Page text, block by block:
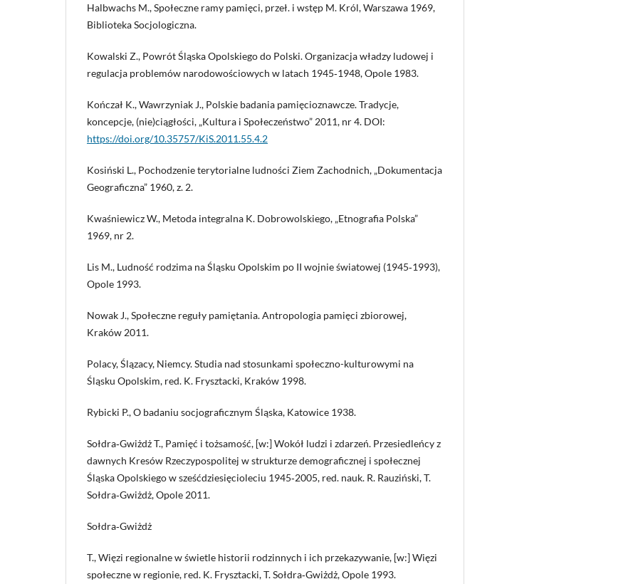
Halbwachs M., Społeczne ramy pamięci, przeł. i wstęp M. Król, Warszawa 1969,
Biblioteka Socjologiczna.
Kowalski Z., Powrót Śląska Opolskiego do Polski. Organizacja władzy ludowej i
regulacja problemów narodowościowych w latach 1945‑1948, Opole 1983.
Kończał K., Wawrzyniak J., Polskie badania pamięcioznawcze. Tradycje,
koncepcje, (nie)ciągłości, „Kultura i Społeczeństwo” 2011, nr 4. DOI:
https://doi.org/10.35757/KiS.2011.55.4.2
Kosiński L., Pochodzenie terytorialne ludności Ziem Zachodnich, „Dokumentacja
Geograficzna” 1960, z. 2.
Kwaśniewicz W., Metoda integralna K. Dobrowolskiego, „Etnografia Polska”
1969, nr 2.
Lis M., Ludność rodzima na Śląsku Opolskim po II wojnie światowej (1945‑1993),
Opole 1993.
Nowak J., Społeczne reguły pamiętania. Antropologia pamięci zbiorowej,
Kraków 2011.
Polacy, Ślązacy, Niemcy. Studia nad stosunkami społeczno-kulturowymi na
Śląsku Opolskim, red. K. Frysztacki, Kraków 1998.
Rybicki P., O badaniu socjograficznym Śląska, Katowice 1938.
Sołdra‑Gwiżdż T., Pamięć i tożsamość, [w:] Wokół ludzi i zdarzeń. Przesiedleńcy z
dawnych Kresów Rzeczypospolitej w strukturze demograficznej i społecznej
Śląska Opolskiego w sześćdziesięcioleciu 1945‑2005, red. nauk. R. Rauziński, T.
Sołdra‑Gwiżdż, Opole 2011.
Sołdra‑Gwiżdż
T., Więzi regionalne w świetle historii rodzinnych i ich przekazywanie, [w:] Więzi
społeczne w regionie, red. K. Frysztacki, T. Sołdra‑Gwiżdż, Opole 1993.